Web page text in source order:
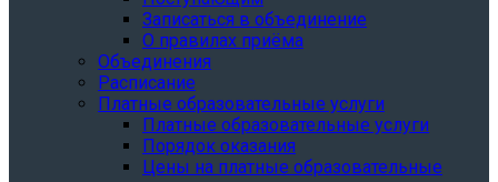
Записаться в объединение
О правилах приёма
Объединения
Расписание
Платные образовательные услуги
Платные образовательные услуги
Порядок оказания
Цены на платные образовательные